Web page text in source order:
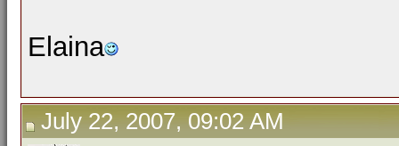
Elaina
July 22, 2007, 09:02 AM